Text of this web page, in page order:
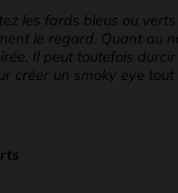
les fards bleus ou
le regard. Quant au
Il peut toutefois
créer un smoky eye